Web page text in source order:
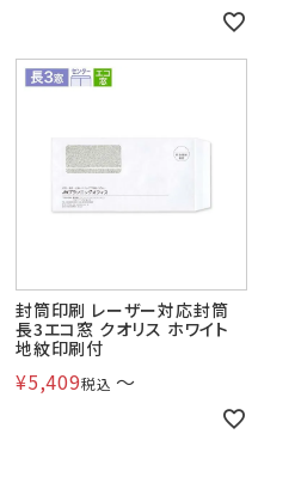
封筒印刷 レーザー対応封筒
長3エコ窓 クオリス ホワイト
地紋印刷付
¥5,409税込 〜